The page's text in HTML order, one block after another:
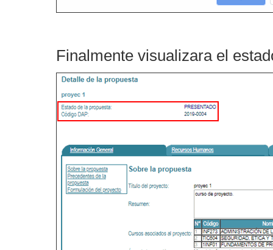
Finalmente visualizara el